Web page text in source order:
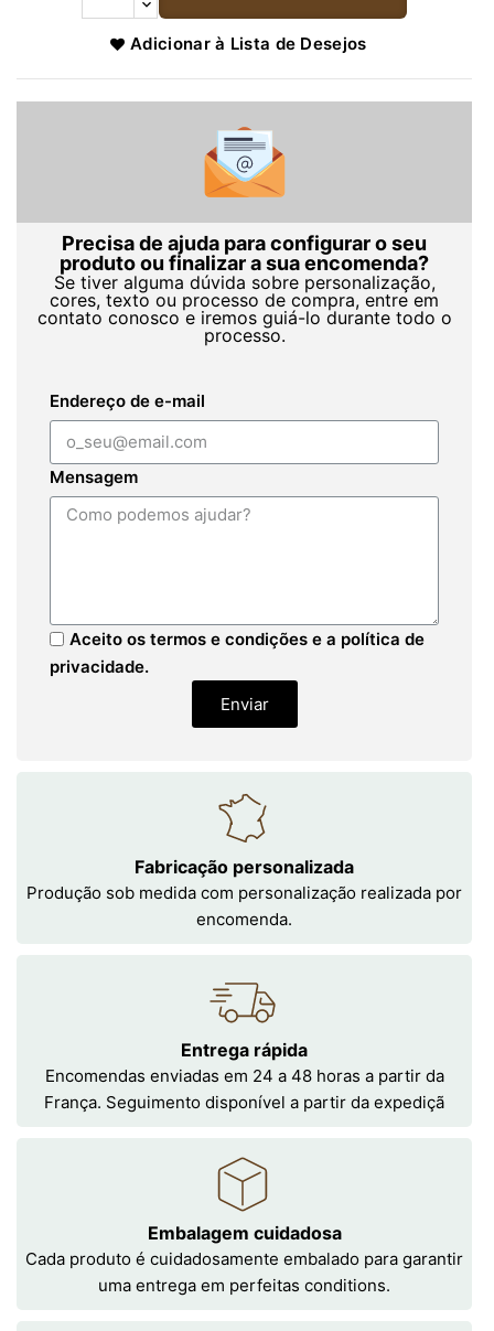
Adicionar à Lista de Desejos
Precisa de ajuda para configurar o seu
produto ou finalizar a sua encomenda?
Se tiver alguma dúvida sobre personalização,
cores, texto ou processo de compra, entre em
contato conosco e iremos guiá-lo durante todo o
processo.
Endereço de e-mail
Mensagem
Aceito os termos e condições e a política de
privacidade.
Enviar
Fabricação personalizada
Produção sob medida com personalização realizada por
encomenda.
Entrega rápida
Encomendas enviadas em 24 a 48 horas a partir da
França. Seguimento disponível a partir da expediçã
Embalagem cuidadosa
Cada produto é cuidadosamente embalado para garantir
uma entrega em perfeitas conditions.